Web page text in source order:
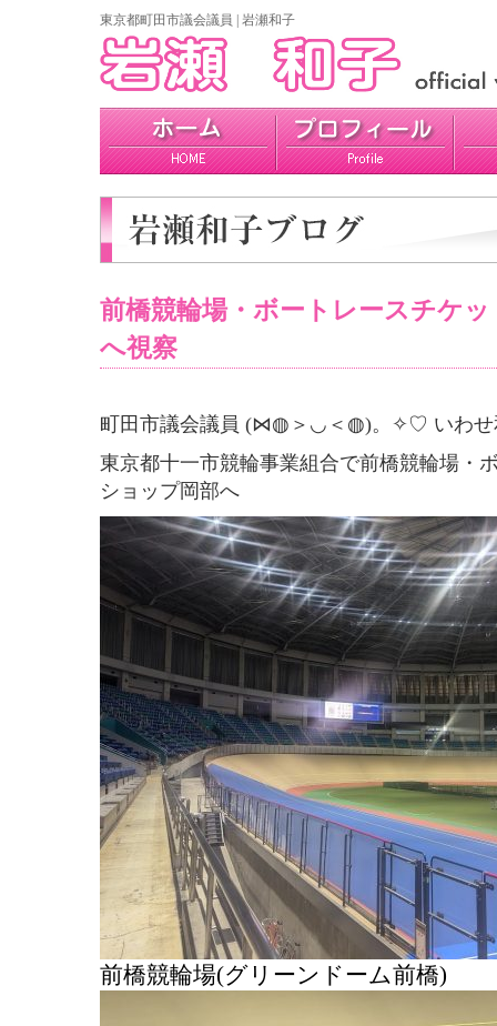
東京都町田市議会議員 | 岩瀬和子
プロフィール 政策 活動報告
前橋競輪場・ボートレースチケ
へ視察
町田市議会議員 (⋈◍＞◡＜◍)。✧♡ いわせ
東京都十一市競輪事業組合で前橋競輪場・
ショップ岡部へ
前橋競輪場(グリーンドーム前橋)